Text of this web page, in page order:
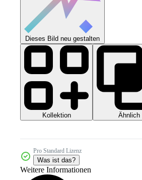
Dieses Bild neu gestalten
Kollektion Ähnlich
Pro Standard Lizenz
Was ist das?
Weitere Informationen